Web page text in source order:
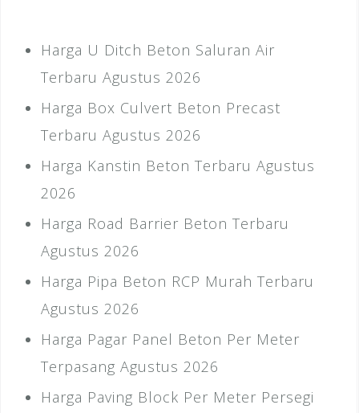
Harga U Ditch Beton Saluran Air
Terbaru Agustus 2026
Harga Box Culvert Beton Precast
Terbaru Agustus 2026
Harga Kanstin Beton Terbaru Agustus
2026
Harga Road Barrier Beton Terbaru
Agustus 2026
Harga Pipa Beton RCP Murah Terbaru
Agustus 2026
Harga Pagar Panel Beton Per Meter
Terpasang Agustus 2026
Harga Paving Block Per Meter Persegi